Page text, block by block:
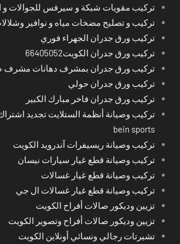
تركيب مقويات شبكة و سيرفس للجوالات و
تركيب و تصليح مضخات مياه و نوافير
تركيب ورق جدران الجهراء فوري
تركيب ورق جدران الكويت66405052
تركيب ورق جدران بمشرف دهانات مشرف
تركيب ورق جدران حولي
تركيب ورق جدران فاخر مبارك الكبير
تركيب وصيانة أنظمة الستلايت تجديد
bein sports
تركيب وصيانة ريسيفرات آندرويد الكويت
تركيب وصيانة قطع غيار سيارات نيسان
تركيب وصيانة قطع غيار غسالات
تركيب وصيانة قطع غيار غسالات ال جي
تزيين وديكور صالات أفراح الكويت
تزيين وديكور صالات أفراح وتصوير الكويت
تشيرتات رجالي ونسائي أونلاين الكويت